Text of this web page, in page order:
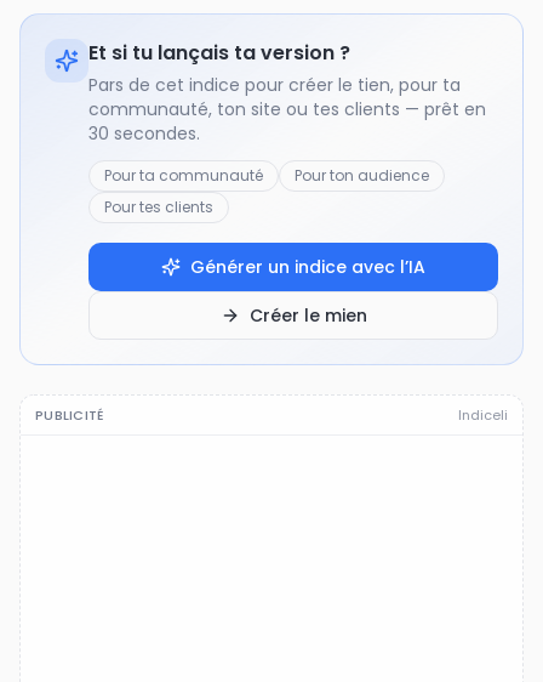
Et si tu lançais ta version ?
Pars de cet indice pour créer le tien, pour ta
communauté, ton site ou tes clients — prêt en
30 secondes.
Pour ta communauté
Pour ton audience
Pour tes clients
Générer un indice avec l’IA
Créer le mien
PUBLICITÉ Indiceli